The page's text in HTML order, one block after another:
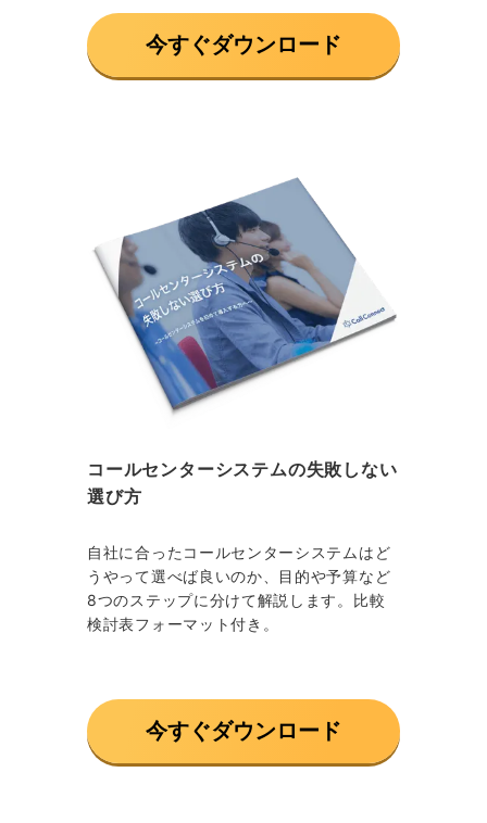
今すぐダウンロード
コールセンターシステムの失敗しない
選び方
自社に合ったコールセンターシステムはど
うやって選べば良いのか、目的や予算など
8つのステップに分けて解説します。比較
検討表フォーマット付き。
今すぐダウンロード